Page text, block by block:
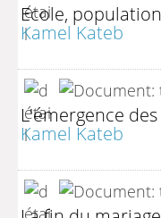
Ecole,
Kamel Kateb
L'émergence
Kamel Kateb